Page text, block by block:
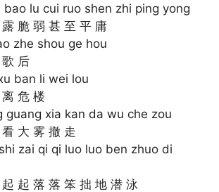
bao lu cui ruo shen zhi ping yong
脆 弱 甚 至 平 庸
zhe shou ge hou
后
ban li wei lou
危 楼
guang xia kan da wu che zou
大 雾 撤 走
zai qi qi luo luo ben zhuo di
起 落 落 笨 拙 地 潜 泳